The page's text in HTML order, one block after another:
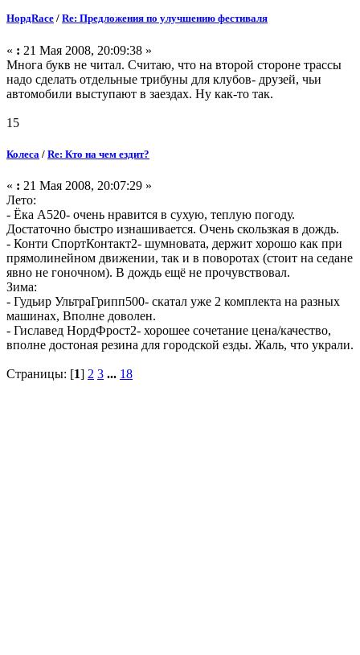
НордRace / Re: Предложения по улучшению фестиваля
« : 21 Мая 2008, 20:09:38 »
Многа букв не читал. Считаю, что на второй стороне трассы
надо сделать отдельные трибуны для клубов- друзей, чьи
автомобили выступают в заездах. Ну как-то так.
15
Колеса / Re: Кто на чем ездит?
« : 21 Мая 2008, 20:07:29 »
Лето:
- Ёка А520- очень нравится в сухую, теплую погоду.
Достаточно быстро изнашивается. Очень скользкая в дождь.
- Конти СпортКонтакт2- шумновата, держит хорошо как при
прямолинейном движении, так и в поворотах (стоит на седане
явно не гоночном). В дождь ещё не прочувствовал.
Зима:
- Гудьир УльтраГрипп500- скатал уже 2 комплекта на разных
машинах, Вполне доволен.
- Гиславед НордФрост2- хорошее сочетание цена/качество,
вполне достоная резина для городской езды. Жаль, что украли.
Страницы: [1] 2 3 ... 18